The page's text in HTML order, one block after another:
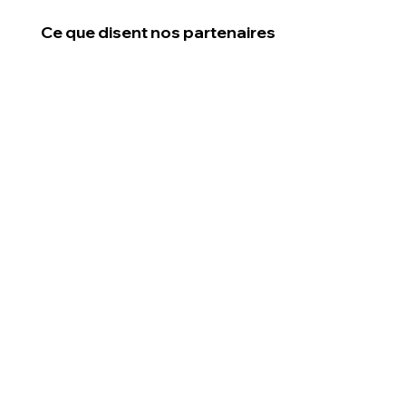
Ce que disent nos partenaires